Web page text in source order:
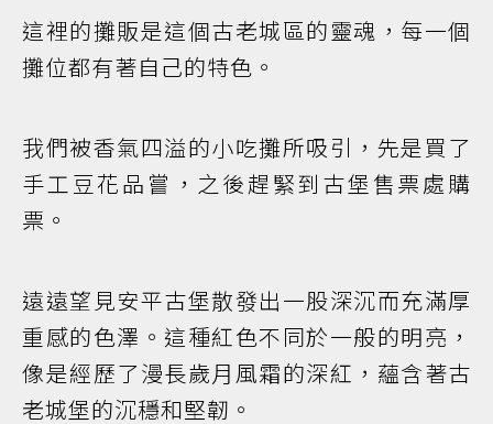
這裡的攤販是這個古老城區的靈魂，每一個
攤位都有著自己的特色。
我們被香氣四溢的小吃攤所吸引，先是買了
手工豆花品嘗，之後趕緊到古堡售票處購
票。
遠遠望見安平古堡散發出一股深沉而充滿厚
重感的色澤。這種紅色不同於一般的明亮，
像是經歷了漫長歲月風霜的深紅，蘊含著古
老城堡的沉穩和堅韌。